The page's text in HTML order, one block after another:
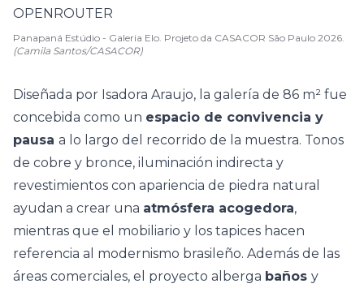
Panapaná Estúdio - Galeria Elo. Projeto da CASACOR São Paulo 2026.
(Camila Santos/CASACOR)
Diseñada por Isadora Araujo, la galería de 86 m² fue
concebida como un espacio de convivencia y
pausa a lo largo del recorrido de la muestra. Tonos
de cobre y bronce, iluminación indirecta y
revestimientos con apariencia de piedra natural
ayudan a crear una atmósfera acogedora,
mientras que el mobiliario y los tapices hacen
referencia al modernismo brasileño. Además de las
áreas comerciales, el proyecto alberga baños y